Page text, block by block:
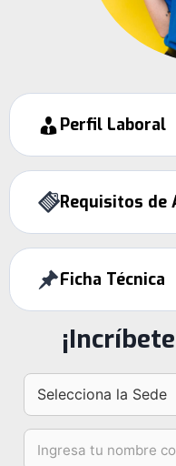
Perfil Laboral
Requisitos de
Ficha Técnica